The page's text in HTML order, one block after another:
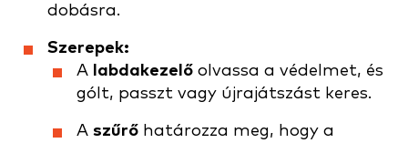
dobásra.
Szerepek:
A labdakezelő olvassa a védelmet, és
gólt, passzt vagy újrajátszást keres.
A szűrő határozza meg, hogy a